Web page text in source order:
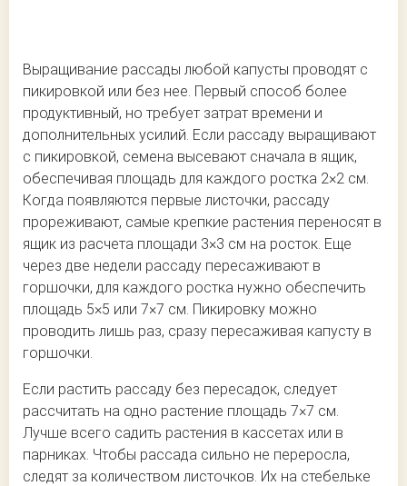
Выращивание рассады любой капусты проводят с
пикировкой или без нее. Первый способ более
продуктивный, но требует затрат времени и
дополнительных усилий. Если рассаду выращивают
с пикировкой, семена высевают сначала в ящик,
обеспечивая площадь для каждого ростка 2×2 см.
Когда появляются первые листочки, рассаду
прореживают, самые крепкие растения переносят в
ящик из расчета площади 3×3 см на росток. Еще
через две недели рассаду пересаживают в
горшочки, для каждого ростка нужно обеспечить
площадь 5×5 или 7×7 см. Пикировку можно
проводить лишь раз, сразу пересаживая капусту в
горшочки.
Если растить рассаду без пересадок, следует
рассчитать на одно растение площадь 7×7 см.
Лучше всего садить растения в кассетах или в
парниках. Чтобы рассада сильно не переросла,
следят за количеством листочков. Их на стебельке